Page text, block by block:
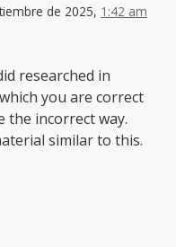
de 2025, 1:42 am
researched in
you are correct
the incorrect way.
similar to this.